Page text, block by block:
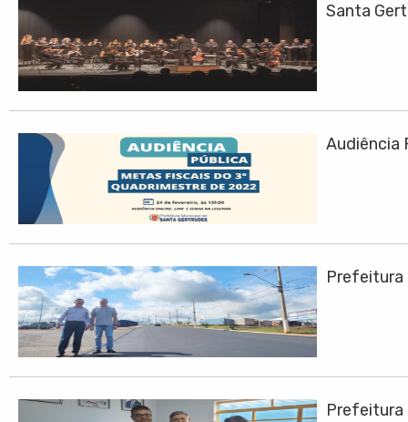
Santa
Audiência
Prefeitura
Prefeitura